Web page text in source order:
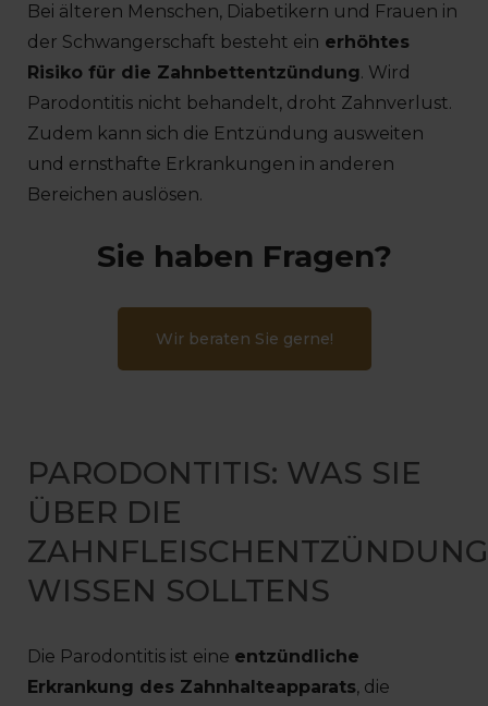
Bei älteren Menschen, Diabetikern und Frauen in
der Schwangerschaft besteht ein erhöhtes
Risiko für die Zahnbettentzündung. Wird
Parodontitis nicht behandelt, droht Zahnverlust.
Zudem kann sich die Entzündung ausweiten
und ernsthafte Erkrankungen in anderen
Bereichen auslösen.
Sie haben Fragen?
Wir beraten Sie gerne!
PARODONTITIS: WAS SIE
ÜBER DIE
ZAHNFLEISCHENTZÜNDUNG
WISSEN SOLLTENS
Die Parodontitis ist eine entzündliche
Erkrankung des Zahnhalteapparats, die